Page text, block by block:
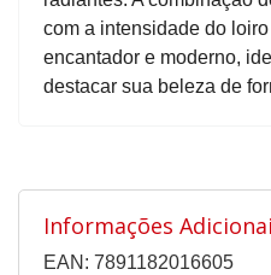
com a intensidade do
encantador e moderno,
destacar sua beleza de
Informações
EAN: 7891182016605